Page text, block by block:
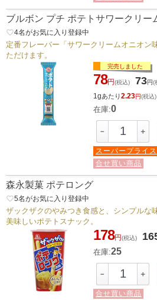
ブルボン プチ ポテトサワークリー
favorite_border4名がお気に入り登録中
定番フレーバー「サワークリームオニオン
ただけます。
完売しました
78円(税込) 73円(
1gあたり2.23円(税込)
在庫:0
－ ＋
スーパープライス
合せ買い商品
森永製菓 ポテロング
favorite_border5名がお気に入り登録中
ザックザクのやみつき食感と、シンプルな
美味しいポテトスナック。
178円(税込)
在庫:25
－ ＋
合せ買い商品